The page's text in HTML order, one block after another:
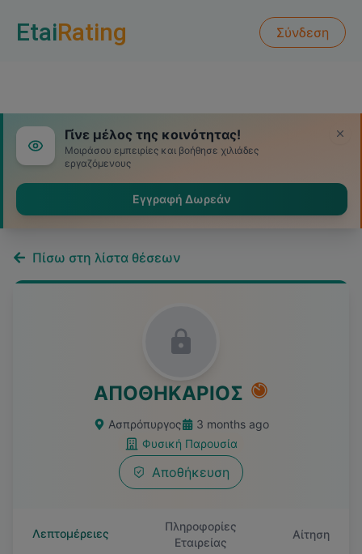
EtaiRating Σύνδεση
Γίνε μέλος της κοινότητας!
Μοιράσου εμπειρίες και βοήθησε χιλιάδες
εργαζόμενους
Εγγραφή Δωρεάν
Πίσω στη λίστα θέσεων
ΑΠΟΘΗΚΑΡΙΟΣ
Ασπρόπυργος
3 months ago
Φυσική Παρουσία
Αποθήκευση
Λεπτομέρειες
Πληροφορίες
Εταιρείας
Αίτηση